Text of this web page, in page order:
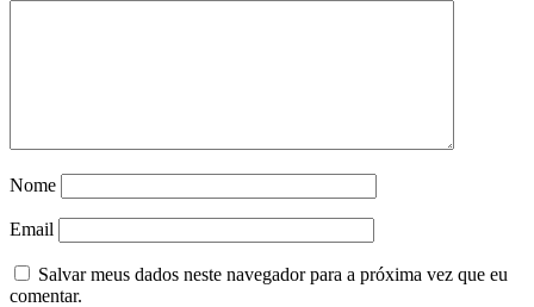
Nome
Email
Salvar meus dados neste navegador para a próxima vez que eu
comentar.